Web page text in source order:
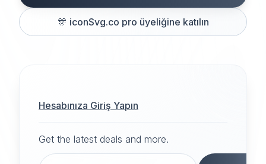
🎊 iconSvg.co pro üyeliğine katılın
Hesabınıza Giriş Yapın
Get the latest deals and more.